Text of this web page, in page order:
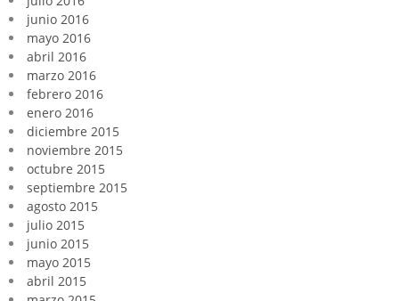
junio 2016
mayo 2016
abril 2016
marzo 2016
febrero 2016
enero 2016
diciembre 2015
noviembre 2015
octubre 2015
septiembre 2015
agosto 2015
julio 2015
junio 2015
mayo 2015
abril 2015